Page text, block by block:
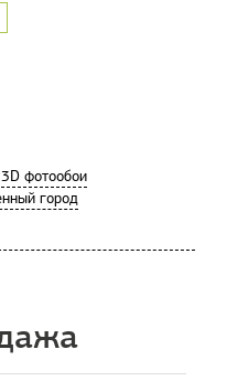
3D фотообои
город